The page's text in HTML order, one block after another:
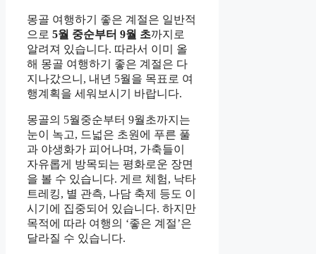
몽골 여행하기 좋은 계절은 일반적
으로 5월 중순부터 9월 초까지로
알려져 있습니다. 따라서 이미 올
해 몽골 여행하기 좋은 계절은 다
지나갔으니, 내년 5월을 목표로 여
행계획을 세워보시기 바랍니다.
몽골의 5월중순부터 9월초까지는
눈이 녹고, 드넓은 초원에 푸른 풀
과 야생화가 피어나며, 가축들이
자유롭게 방목되는 평화로운 장면
을 볼 수 있습니다. 게르 체험, 낙타
트레킹, 별 관측, 나담 축제 등도 이
시기에 집중되어 있습니다. 하지만
목적에 따라 여행의 ‘좋은 계절’은
달라질 수 있습니다.